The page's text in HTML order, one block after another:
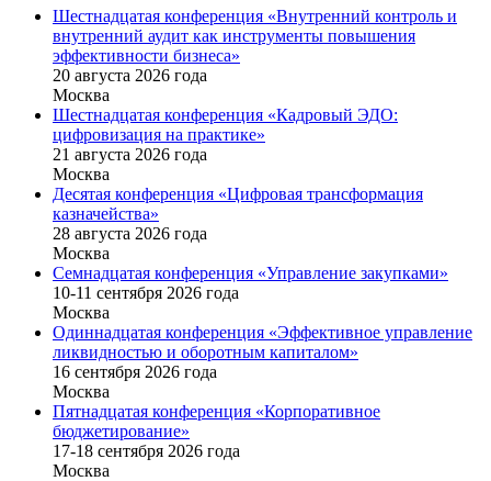
Шестнадцатая конференция «Внутренний контроль и
внутренний аудит как инструменты повышения
эффективности бизнеса»
20 августа 2026 года
Москва
Шестнадцатая конференция «Кадровый ЭДО:
цифровизация на практике»
21 августа 2026 года
Москва
Десятая конференция «Цифровая трансформация
казначейства»
28 августа 2026 года
Москва
Семнадцатая конференция «Управление закупками»
10-11 сентября 2026 года
Москва
Одиннадцатая конференция «Эффективное управление
ликвидностью и оборотным капиталом»
16 cентября 2026 года
Москва
Пятнадцатая конференция «Корпоративное
бюджетирование»
17-18 сентября 2026 года
Москва